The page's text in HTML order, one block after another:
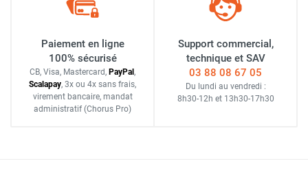
Paiement en ligne
100% sécurisé
CB, Visa, Mastercard, PayPal ,
Scalapay, 3x ou 4x sans frais,
virement bancaire, mandat
administratif (Chorus Pro)
Support commercial,
technique et SAV
03 88 08 67 05
Du lundi au vendredi :
8h30-12h et 13h30-17h30